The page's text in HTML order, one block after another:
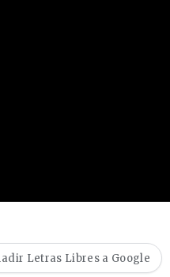
Letras Libres a Google
MÉXICO
Agosto 2026